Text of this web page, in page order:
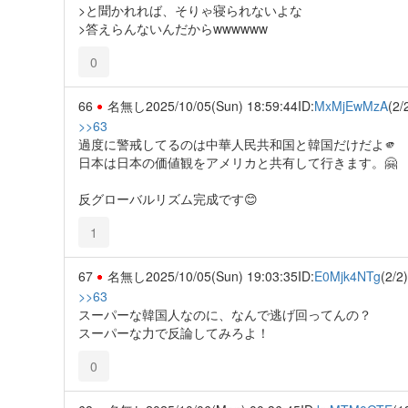
>と聞かれれば、そりゃ寝られないよな
>答えらんないんだからwwwwww
0
66 名無し2025/10/05(Sun) 18:59:44ID:MxMjEwMzA(2/
>>63
過度に警戒してるのは中華人民共和国と韓国だけだよ🫵
日本は日本の価値観をアメリカと共有して行きます。🤗
反グローバルリズム完成です😊
1
67 名無し2025/10/05(Sun) 19:03:35ID:E0Mjk4NTg(2/2)
>>63
スーパーな韓国人なのに、なんで逃げ回ってんの？
スーパーな力で反論してみろよ！
0